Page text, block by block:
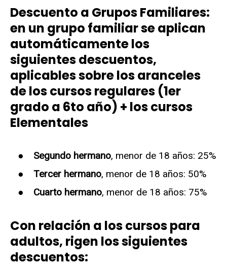
Descuento a Grupos Familiares:
en un grupo familiar se aplican
automáticamente los
siguientes descuentos,
aplicables sobre los aranceles
de los cursos regulares (1er
grado a 6to año) + los cursos
Elementales
Segundo hermano, menor de 18 años: 25%
Tercer hermano, menor de 18 años: 50%
Cuarto hermano, menor de 18 años: 75%
Con relación a loscursos para
adultos, rigen los siguientes
descuentos: